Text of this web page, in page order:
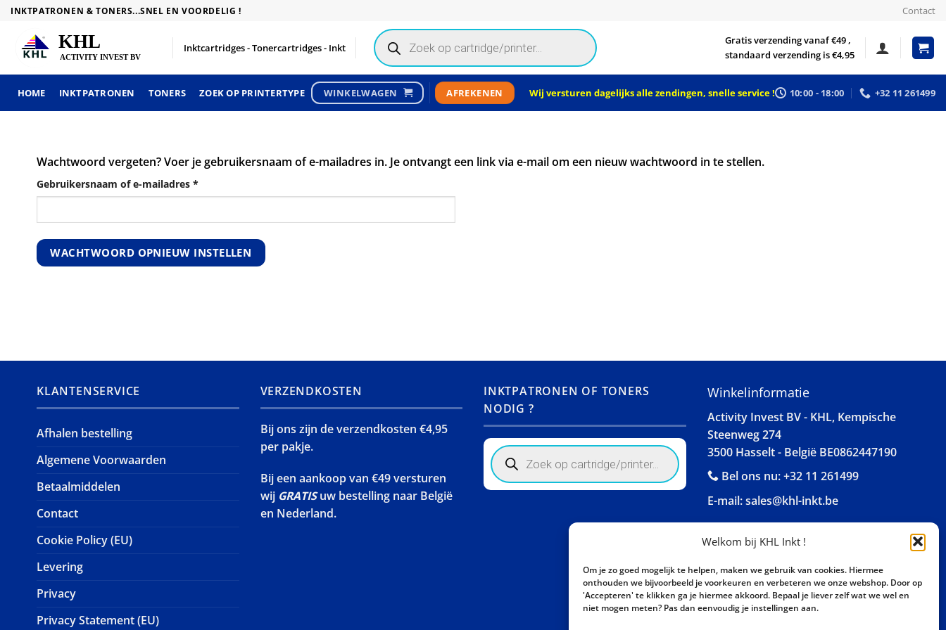
Welkom bij KHL Inkt !
Om je zo goed mogelijk te helpen, maken we gebruik van cookies. Hiermee
onthouden we bijvoorbeeld je voorkeuren en verbeteren we onze webshop. Door op
'Accepteren' te klikken ga je hiermee akkoord. Bepaal je liever zelf wat we wel en
niet mogen meten? Pas dan eenvoudig je instellingen aan.
Skip
content
INKTPATRONEN & TONERS...SNEL EN VOORDELIG ! Contact
Inktcartridges - Tonercartridges - Inkt
Products
search
Gratis verzending vanaf €49 ,
standaard verzending is €4,95
HOME INKTPATRONEN TONERS ZOEK OP PRINTERTYPE WINKELWAGEN AFREKENEN Wij versturen dagelijks alle zendingen, snelle service ! 10:00 - 18:00 +32 11 261499
Wachtwoord vergeten? Voer je gebruikersnaam of e-mailadres in. Je ontvangt een link via e-mail om een nieuw wachtwoord in te stellen.
Gebruikersnaam of e-mailadres *Vereist
WACHTWOORD OPNIEUW INSTELLEN
KLANTENSERVICE
Afhalen bestelling
Algemene Voorwaarden
Betaalmiddelen
Contact
Cookie Policy (EU)
Levering
Privacy
Privacy Statement (EU)
VERZENDKOSTEN
Bij ons zijn de verzendkosten €4,95
per pakje.
Bij een aankoop van €49 versturen
wij GRATISuw bestelling naar België
en Nederland.
INKTPATRONEN OF TONERS
NODIG ?
Products
search
Winkelinformatie
Activity Invest BV - KHL, Kempische
Steenweg 274
3500 Hasselt - België BE0862447190
Bel ons nu:+32 11 261499
E-mail:sales@khl-inkt.be